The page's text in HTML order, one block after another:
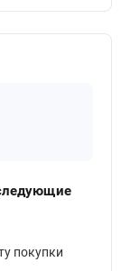
покупки